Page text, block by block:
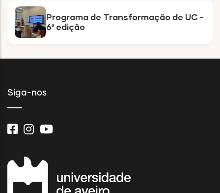
Programa de Transformação de UC -
6ª edição
Siga-nos